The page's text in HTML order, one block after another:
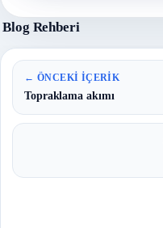
Blog Rehberi
← ÖNCEKI İÇERIK
Topraklama akımı